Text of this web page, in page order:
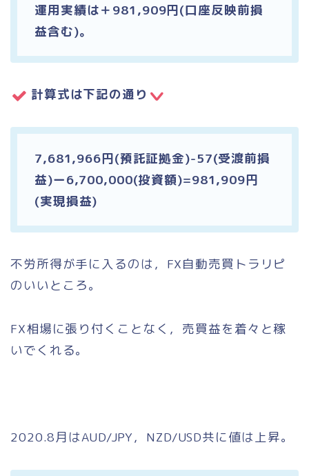
運用実績は＋981,909円(口座反映前損
益含む)。
計算式は下記の通り
7,681,966円(預託証拠金)-57(受渡前損
益)ー6,700,000(投資額)=981,909円
(実現損益)
不労所得が手に入るのは，FX自動売買トラリピ
のいいところ。
FX相場に張り付くことなく，売買益を着々と稼
いでくれる。
2020.8月はAUD/JPY，NZD/USD共に値は上昇。